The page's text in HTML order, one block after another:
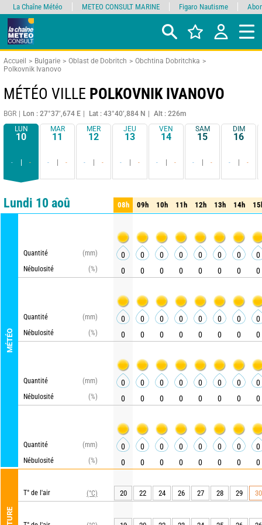
Accueil Bulgarie Oblast de Dobritch
Obchtina Dobritchka
Polkovnik Ivanovo
MÉTÉO VILLE POLKOVNIK IVANOVO
BGR Lon : 27°37’,674 E Lat : 43°40’,884 N
Alt : 226m
LUN
10
- -
MAR
11
- -
MER
12
- -
JEU
13
- -
VEN
14
- -
SAM
15
- -
DIM
16
- -
Comparateur détaillé synthétique
Lundi 10 aoû
MÉTÉO
Quantité
(mm)
Nébulosité
(%)
Quantité
(mm)
Nébulosité
(%)
Quantité
(mm)
Nébulosité
(%)
Quantité
(mm)
Nébulosité
(%)
T° de l'air (°C)
08h 09h 10h 11h 12h 13h 14h
08h 09h 10h 11h 12h 13h 14h
0 0 0 0 0 0 0
0
0
0 0 0 0 0 0 0
0 0 0 0 0 0 0
0
0
0 0 0 0 0 0 0
0 0 0 0 0 0 0
0
0
0 0 0 0 0 0 0
0 0 0 0 0 0 0
0
0
0 0 0 0 0 0 0
20 22 24 26 27 28 29 30
La Chaîne Météo METEO CONSULT MARINE Figaro Nautisme